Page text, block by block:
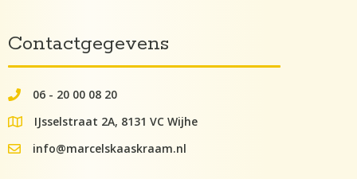
Contactgegevens
062000082
06 - 20 00 08 20
google maps lokatie
IJsselstraat 2A, 8131 VC Wijhe
info@kaaskraam.nl
info@marcelskaaskraam.nl